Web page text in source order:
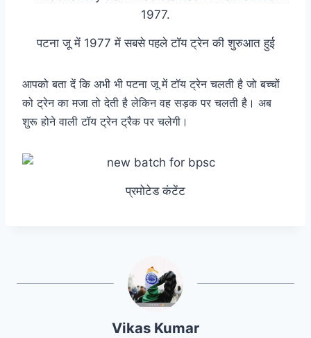
पटना जू में 1977 में सबसे पहले टॉय ट्रेन की शुरुआत हुई
आपको बता दें कि अभी भी पटना जू में टॉय ट्रेन चलती है जो बच्चों
को ट्रेन का मजा तो देती है लेकिन वह सड़क पर चलती है। अब
शुरू होने वाली टॉय ट्रेन ट्रैक पर चलेगी।
प्रमोटेड कंटेंट
Vikas Kumar